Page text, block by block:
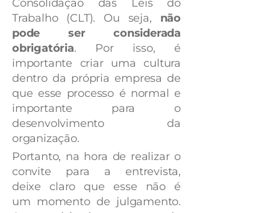
Consolidação das Leis do
Trabalho (CLT). Ou seja, não
pode ser considerada
obrigatória. Por isso, é
importante criar uma cultura
dentro da própria empresa de
que esse processo é normal e
importante para o
desenvolvimento da
organização.
Portanto, na hora de realizar o
convite para a entrevista,
deixe claro que esse não é
um momento de julgamento.